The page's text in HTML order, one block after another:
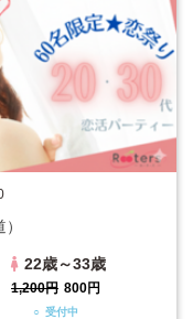
22歳～33歳
1,200円 800円
○ 受付中